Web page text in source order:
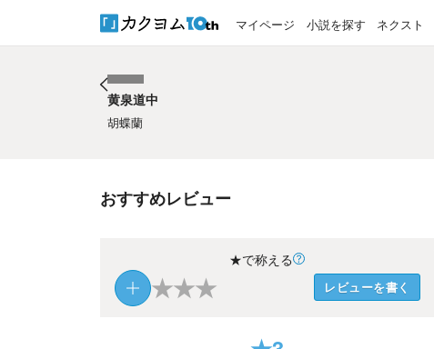
マイページ 小説を探す ネクスト
黄泉道中
胡蝶蘭
おすすめレビュー
★で称える
★★★ レビューを書く